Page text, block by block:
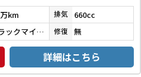
km 排気 660cc
ブラックマイカメタリック 修復 無
詳細はこちら